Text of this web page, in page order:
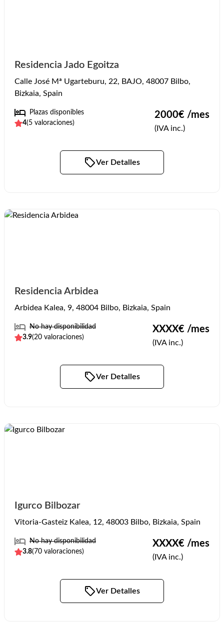
Residencia Jado Egoitza
Calle José Mª Ugarteburu, 22, BAJO, 48007 Bilbo,
Bizkaia, Spain
Plazas disponibles
4(5 valoraciones)
2000€ /mes
(IVA inc.)
Ver Detalles
Residencia Arbidea
Arbidea Kalea, 9, 48004 Bilbo, Bizkaia, Spain
No hay disponibilidad
3.9(20 valoraciones)
XXXX€ /mes
(IVA inc.)
Ver Detalles
Igurco Bilbozar
Vitoria-Gasteiz Kalea, 12, 48003 Bilbo, Bizkaia, Spain
No hay disponibilidad
3.8(70 valoraciones)
XXXX€ /mes
(IVA inc.)
Ver Detalles